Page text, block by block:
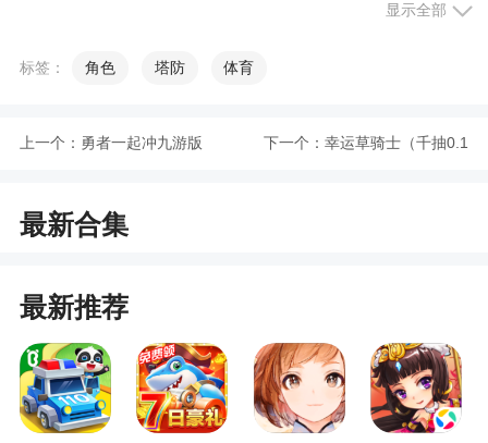
交环境，更有跨服阵营战玩法，公会齐心争夺区服
2、三端互通的精彩玩法体验，可以带给你全新
3、Boss再高，也怕菜刀。组队合击世界boss，
4、会长在此挂帅，野外PK团战、BOSS争夺，
5、智能挂机系统，副本、任务自动完成，装备
经验躺着拿
显示全部
标签： 角色 塔防 体育
上一个： 勇者一起冲九游版 下一个： 幸运草骑士（千抽0.1
最新合集
最新推荐